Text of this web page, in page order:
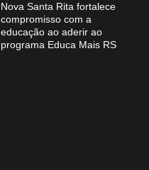
Nova Santa Rita fortalece
compromisso com a
educação ao aderir ao
programa Educa Mais RS